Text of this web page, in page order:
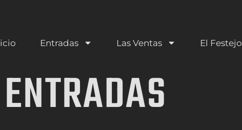
Entradas Las Ventas El Festejo
ENTRADAS